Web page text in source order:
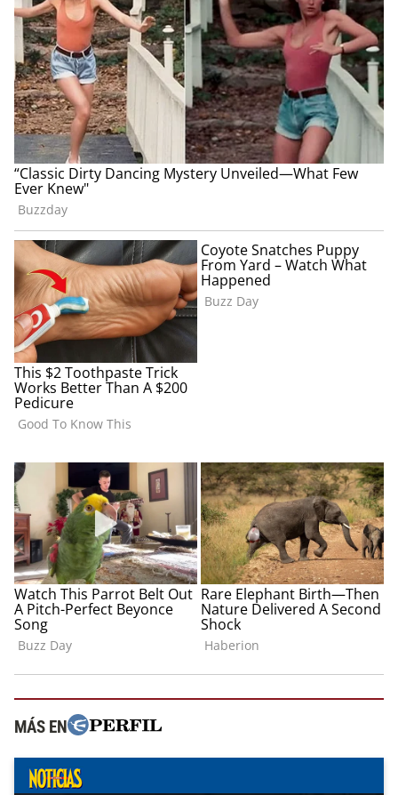
MÁS EN